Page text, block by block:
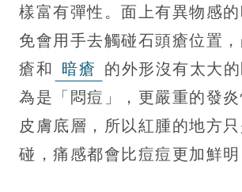
樣富有彈性。面上有異物感
免會用手去觸碰石頭瘡位置
瘡和 暗瘡 的外形沒有太大
為是「悶痘」，更嚴重的發
皮膚底層，所以紅腫的地方
碰，痛感都會比痘痘更加鮮明